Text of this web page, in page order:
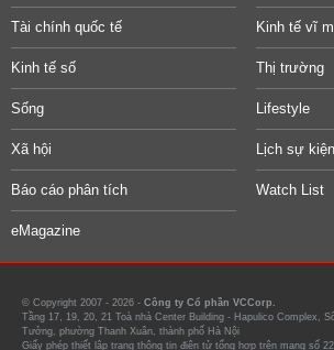
Tài chính quốc tế Kinh tế vĩ
Kinh tế số Thị trường
Sống Lifestyle
Xã hội Lịch sự kiện
Báo cáo phân tích Watch List
eMagazine
© Copyright 2007 - 2026 - Công ty Cổ phần VCCorp.
Tầng 17, 19, 20, 21 Toà nhà Center Building - Hapulico Complex,
Tưởng, phường Thanh Xuân, thành phố Hà Nội
Giấy phép thiết lập trang thông tin điện tử tổng hợp trên mạng số